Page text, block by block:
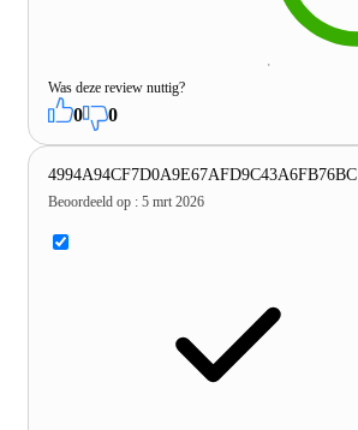
Was deze review nuttig?
0 0
4994A94CF7D0A9E67AFD9C43A6FB76BC
Beoordeeld op : 5 mrt 2026